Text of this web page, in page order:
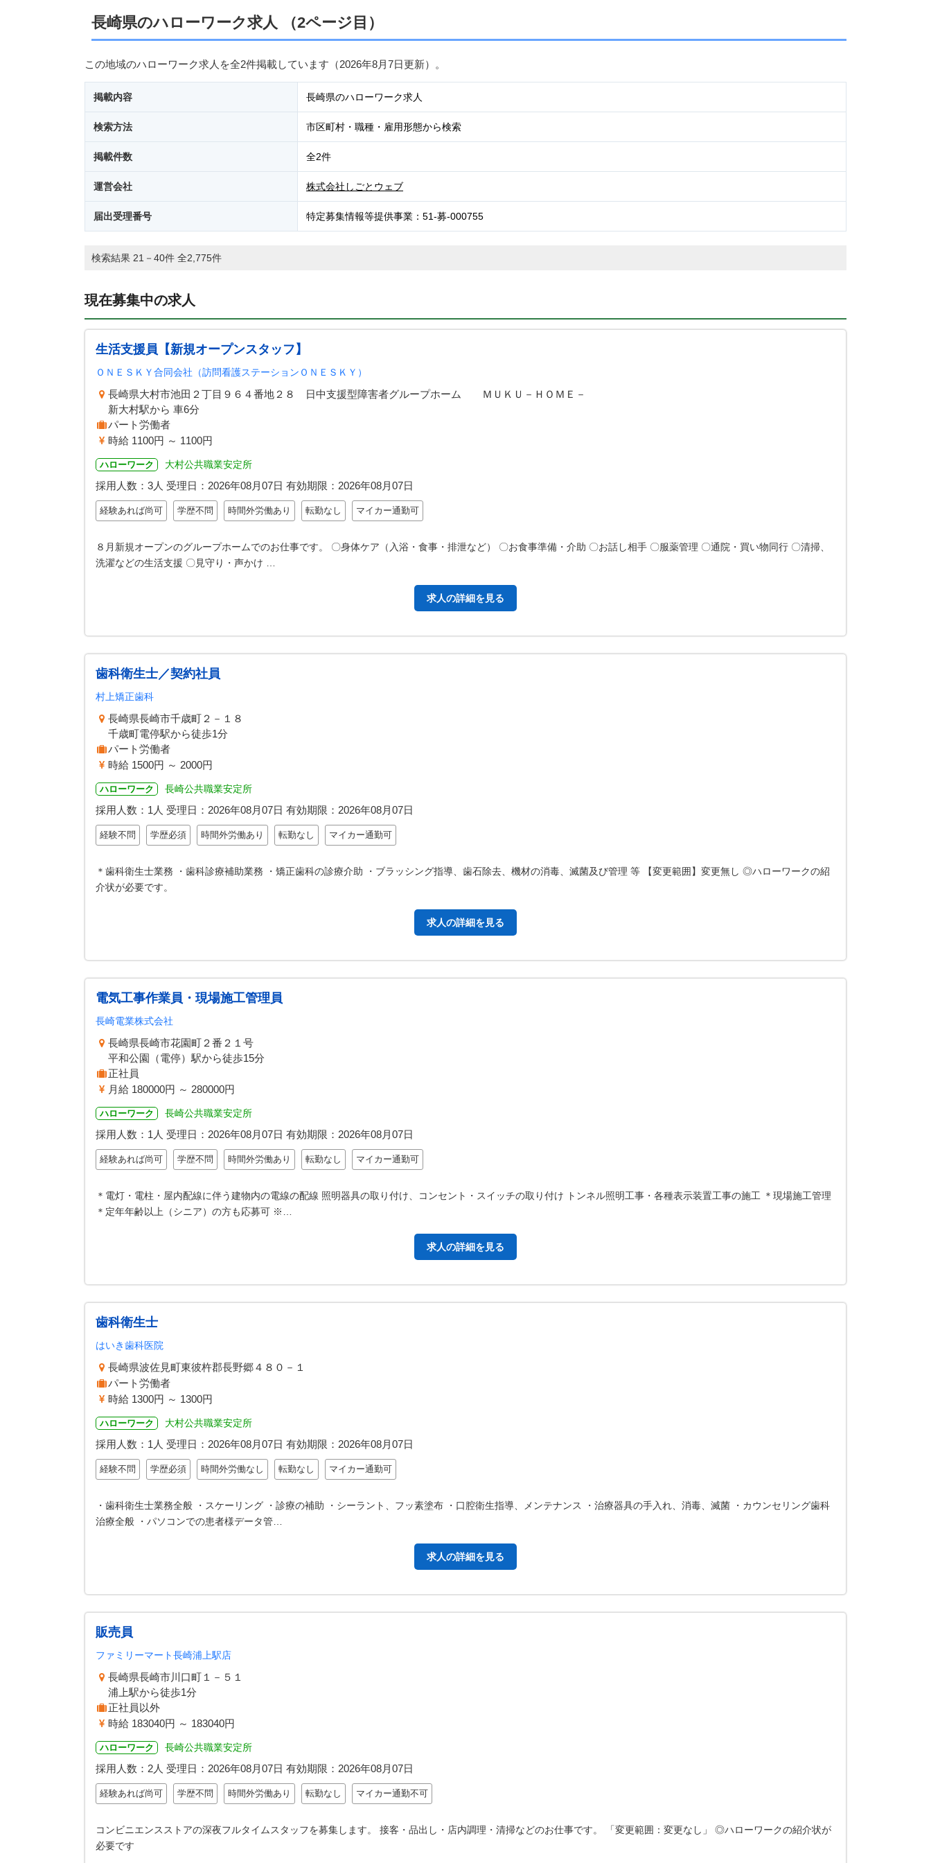
長崎県のハローワーク求人 （2ページ目）
この地域のハローワーク求人を全2件掲載しています（2026年8月7日更新）。
掲載内容 長崎県のハローワーク求人
検索方法 市区町村・職種・雇用形態から検索
掲載件数 全2件
運営会社 株式会社しごとウェブ
届出受理番号 特定募集情報等提供事業：51-募-000755
検索結果 21－40件 全2,775件
現在募集中の求人
生活支援員【新規オープンスタッフ】
ＯＮＥＳＫＹ合同会社（訪問看護ステーションＯＮＥＳＫＹ）
長崎県大村市池田２丁目９６４番地２８ 日中支援型障害者グループホーム ＭＵＫＵ－ＨＯＭＥ－
新大村駅から 車6分
パート労働者
時給 1100円 ～ 1100円
ハローワーク 大村公共職業安定所
採用人数：3人 受理日： 2026年08月07日 有効期限： 2026年08月07日
経験あれば尚可 学歴不問 時間外労働あり 転勤なし マイカー通勤可
８月新規オープンのグループホームでのお仕事です。 〇身体ケア（入浴・食事・排泄など） 〇お食事準備・介助 〇お話し相手 〇服薬管理 〇通院・買い物同行 〇清掃、
洗濯などの生活支援 〇見守り・声かけ …
求人の詳細を見る
歯科衛生士／契約社員
村上矯正歯科
長崎県長崎市千歳町２－１８
千歳町電停駅から徒歩1分
パート労働者
時給 1500円 ～ 2000円
ハローワーク 長崎公共職業安定所
採用人数：1人 受理日： 2026年08月07日 有効期限： 2026年08月07日
経験不問 学歴必須 時間外労働あり 転勤なし マイカー通勤可
＊歯科衛生士業務 ・歯科診療補助業務 ・矯正歯科の診療介助 ・ブラッシング指導、歯石除去、機材の消毒、滅菌及び管理 等 【変更範囲】変更無し ◎ハローワークの紹
介状が必要です。
求人の詳細を見る
電気工事作業員・現場施工管理員
長崎電業株式会社
長崎県長崎市花園町２番２１号
平和公園（電停）駅から徒歩15分
正社員
月給 180000円 ～ 280000円
ハローワーク 長崎公共職業安定所
採用人数：1人 受理日： 2026年08月07日 有効期限： 2026年08月07日
経験あれば尚可 学歴不問 時間外労働あり 転勤なし マイカー通勤可
＊電灯・電柱・屋内配線に伴う建物内の電線の配線 照明器具の取り付け、コンセント・スイッチの取り付け トンネル照明工事・各種表示装置工事の施工 ＊現場施工管理
＊定年年齢以上（シニア）の方も応募可 ※…
求人の詳細を見る
歯科衛生士
はいき歯科医院
長崎県波佐見町東彼杵郡長野郷４８０－１
パート労働者
時給 1300円 ～ 1300円
ハローワーク 大村公共職業安定所
採用人数：1人 受理日： 2026年08月07日 有効期限： 2026年08月07日
経験不問 学歴必須 時間外労働なし 転勤なし マイカー通勤可
・歯科衛生士業務全般 ・スケーリング ・診療の補助 ・シーラント、フッ素塗布 ・口腔衛生指導、メンテナンス ・治療器具の手入れ、消毒、滅菌 ・カウンセリング歯科
治療全般 ・パソコンでの患者様データ管…
求人の詳細を見る
販売員
ファミリーマート長崎浦上駅店
長崎県長崎市川口町１－５１
浦上駅から徒歩1分
正社員以外
時給 183040円 ～ 183040円
ハローワーク 長崎公共職業安定所
採用人数：2人 受理日： 2026年08月07日 有効期限： 2026年08月07日
経験あれば尚可 学歴不問 時間外労働あり 転勤なし マイカー通勤不可
コンビニエンスストアの深夜フルタイムスタッフを募集します。 接客・品出し・店内調理・清掃などのお仕事です。 「変更範囲：変更なし」 ◎ハローワークの紹介状が
必要です